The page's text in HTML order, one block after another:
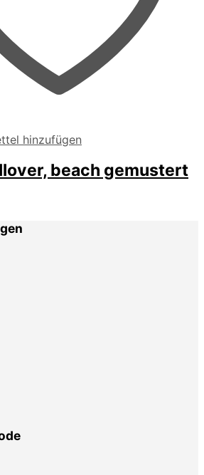
hinzufügen
beach gemustert